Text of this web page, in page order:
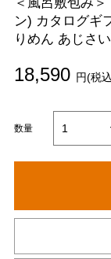
ン) カタログギ
りめん あじさ
18,590 円(税
数量